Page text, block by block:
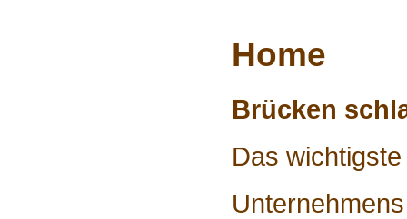
Home
Brücken
Das